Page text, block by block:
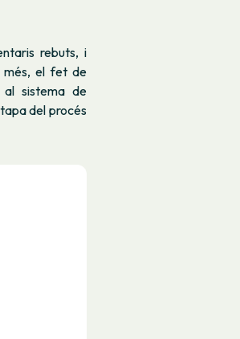
rebuts, i
més, el fet de
sistema de
del procés